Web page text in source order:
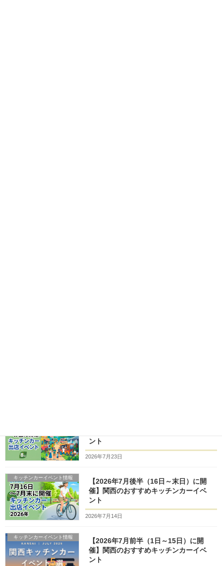
ント
2026年7月23日
キッチンカーイベント情報
【2026年7月後半（16日～末日）に開
催】関西のおすすめキッチンカーイベ
ント
2026年7月14日
キッチンカーイベント情報
【2026年7月前半（1日～15日）に開
催】関西のおすすめキッチンカーイベ
ント